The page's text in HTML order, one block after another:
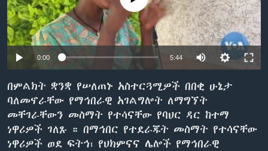
ቋንቋዎች
0:00 5:44
በምልክት ቋንቋ የሠለጠኑ አስተርጓሚዎች በበቂ ሁኔታ
ባለመኖራቸው የማኅበራዊ አገልግሎት ለማግኘት
መቸገራቸውን መስማት የተሳናቸው የባህር ዳር ከተማ
ነዋሪዎች ገለጹ ። በማኅበር የተደራጁት መስማት የተሳናቸው
ነዋሪዎች ወደ ፍትኅ፣ የህክምናና ሌሎች የማኅበራዊ